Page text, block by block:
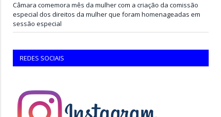
Câmara comemora mês da mulher com a criação da comissão
especial dos direitos da mulher que foram homenageadas em
sessão especial
REDES SOCIAIS